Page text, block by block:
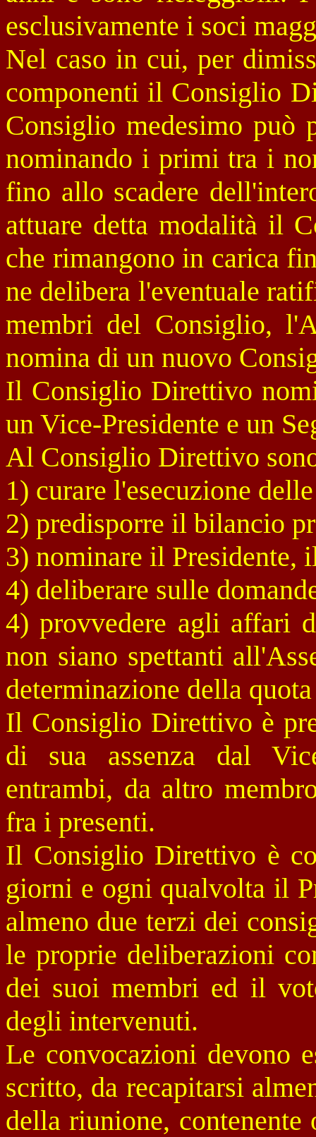
esclusivamente i soci
Nel caso in cui, per
componenti il Consiglio
Consiglio medesimo può
nominando i primi tra i
fino allo scadere
attuare detta modalità il
che rimangono in carica
ne delibera l'eventuale
membri del Consiglio,
nomina di un nuovo
Il Consiglio Direttivo
un Vice-Presidente e un
Al Consiglio Direttivo
1) curare l'esecuzione
2) predisporre il bilancio
3) nominare il Presidente,
4) deliberare sulle
4) provvedere agli affari
non siano spettanti
determinazione della
Il Consiglio Direttivo è
di sua assenza dal
entrambi, da altro
fra i presenti.
Il Consiglio Direttivo è
giorni e ogni qualvolta il
almeno due terzi dei
le proprie deliberazioni
dei suoi membri ed il
degli intervenuti.
Le convocazioni devono
scritto, da recapitarsi
della riunione,